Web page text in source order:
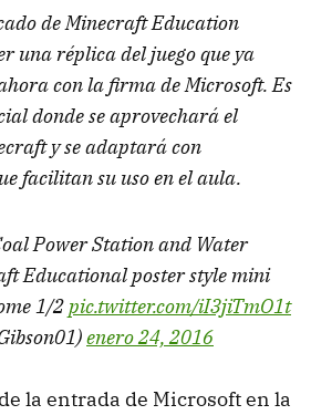
de Minecraft Education
una réplica del juego que ya
con la firma de Microsoft. Es
donde se aprovechará el
y se adaptará con
facilitan su uso en el aula.
Power Station and Water
Educational poster style mini
1/2pic.twitter.com/iI3jiTmO1t
enero 24, 2016
la entrada de Microsoft en la